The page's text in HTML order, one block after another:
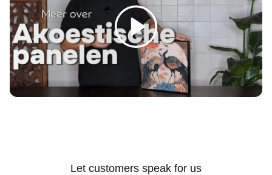
Spelen
Let customers speak for us